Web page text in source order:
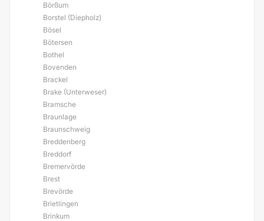
Börßum
Borstel (Diepholz)
Bösel
Bötersen
Bothel
Bovenden
Brackel
Brake (Unterweser)
Bramsche
Braunlage
Braunschweig
Breddenberg
Breddorf
Bremervörde
Brest
Brevörde
Brietlingen
Brinkum